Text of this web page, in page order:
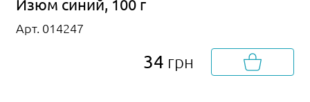
Изюм синий, 100 г
Арт. 014247
34 грн